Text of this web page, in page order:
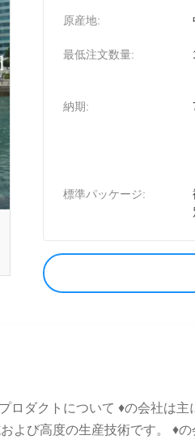
原産地:
最低注文数量:
納期:
標準パッケージ:
ダクトについて ♦の会社は
び高度の生産技術です。 ♦